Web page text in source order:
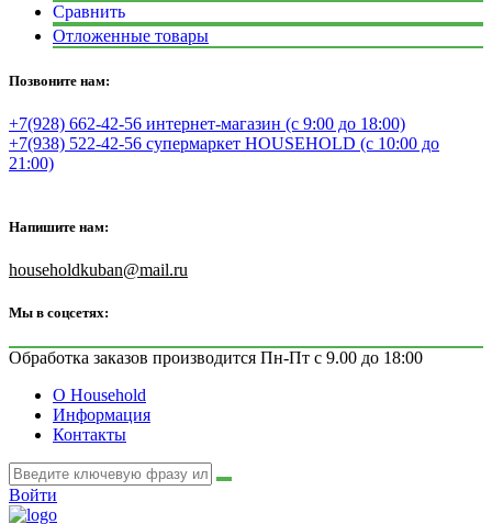
Сравнить
Отложенные товары
Позвоните нам:
+7(928) 662-42-56 интернет-магазин (с 9:00 до 18:00)
+7(938) 522-42-56 супермаркет HOUSEHOLD (с 10:00 до
21:00)
Напишите нам:
householdkuban@mail.ru
Мы в соцсетях:
Обработка заказов производится Пн-Пт с 9.00 до 18:00
О Household
Информация
Контакты
Войти